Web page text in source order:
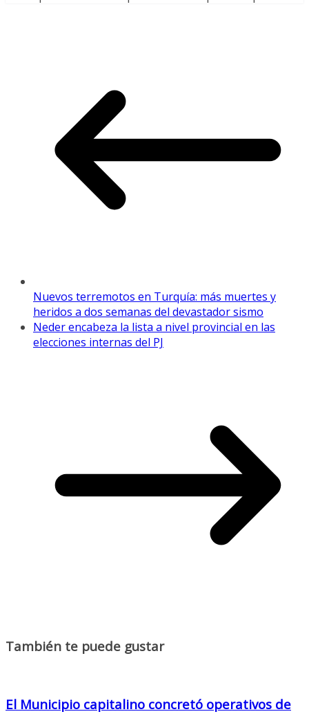
Nuevos terremotos en Turquía: más muertes y
heridos a dos semanas del devastador sismo
Neder encabeza la lista a nivel provincial en las
elecciones internas del PJ
También te puede gustar
El Municipio capitalino concretó operativos de